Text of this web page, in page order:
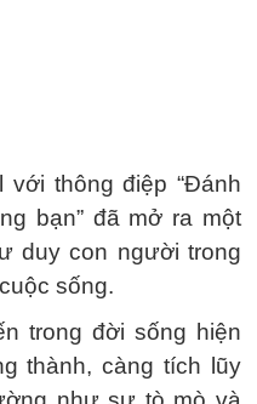
với thông điệp “Đánh
bạn” đã mở ra một
duy con người trong
sống.
trong đời sống hiện
thành, càng tích lũy